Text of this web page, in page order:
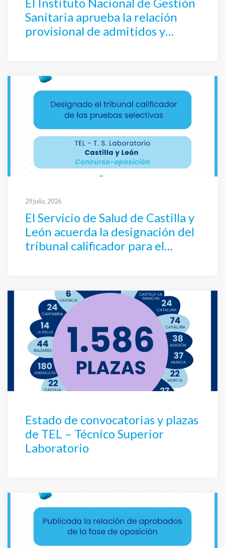
Sanitaria aprueba la relación
provisional de admitidos y
Laboratorio por concurso-
oposición
29 julio, 2026
El Servicio de Salud de Castilla y
León acuerda la designación del
tribunal calificador para el
Estado de convocatorias y plazas
de TEL – Técnico Superior
Laboratorio